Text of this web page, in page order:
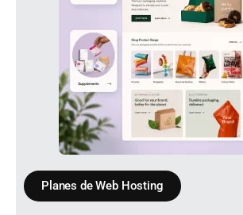
Planes de Web Hosting